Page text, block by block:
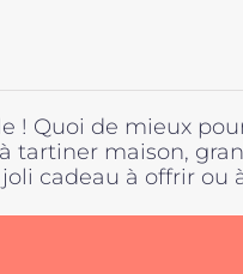
! Quoi de mieux
tartiner maison,
cadeau à offrir ou